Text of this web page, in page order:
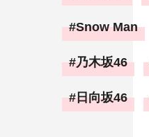
Snow Man
乃木坂46
日向坂46